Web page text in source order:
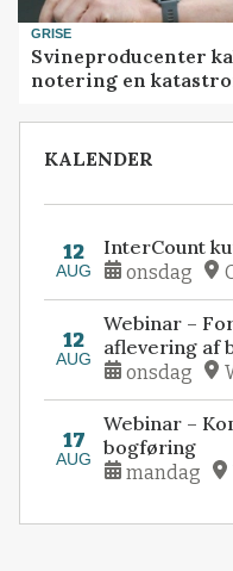
GRISE
Svineproducenter
notering en
KALENDER
12
AUG
InterCount
onsdag
12
AUG
Webinar –
aflevering af
onsdag
17
AUG
Webinar –
bogføring
mandag